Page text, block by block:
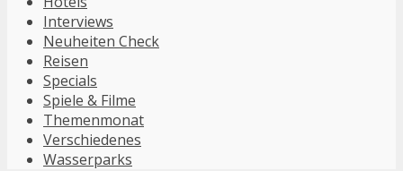
Interviews
Neuheiten Check
Reisen
Specials
Spiele & Filme
Themenmonat
Verschiedenes
Wasserparks